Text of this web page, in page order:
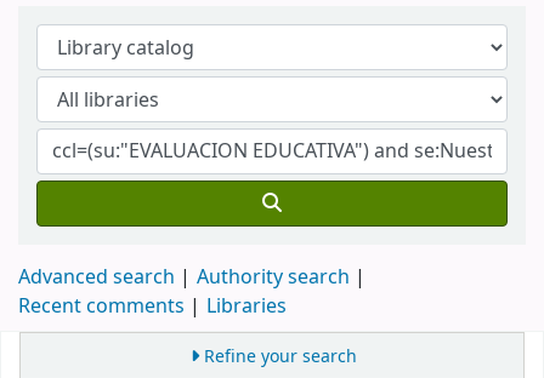
Advanced search
Authority search
Recent comments
Libraries
Refine your search